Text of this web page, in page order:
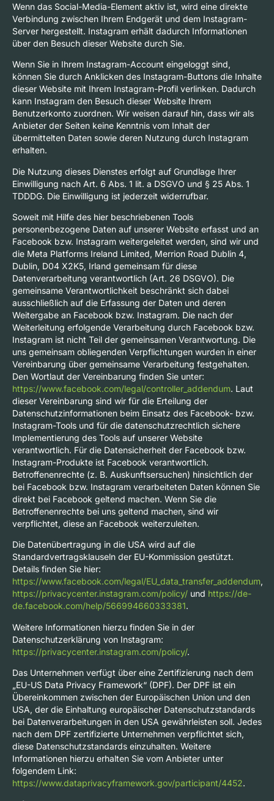
Wenn das Social-Media-Element aktiv ist, wird eine direkte
Verbindung zwischen Ihrem Endgerät und dem Instagram-
Server hergestellt. Instagram erhält dadurch Informationen
über den Besuch dieser Website durch Sie.
Wenn Sie in Ihrem Instagram-Account eingeloggt sind,
können Sie durch Anklicken des Instagram-Buttons die Inhalte
dieser Website mit Ihrem Instagram-Profil verlinken. Dadurch
kann Instagram den Besuch dieser Website Ihrem
Benutzerkonto zuordnen. Wir weisen darauf hin, dass wir als
Anbieter der Seiten keine Kenntnis vom Inhalt der
übermittelten Daten sowie deren Nutzung durch Instagram
erhalten.
Die Nutzung dieses Dienstes erfolgt auf Grundlage Ihrer
Einwilligung nach Art. 6 Abs. 1 lit. a DSGVO und § 25 Abs. 1
TDDDG. Die Einwilligung ist jederzeit widerrufbar.
Soweit mit Hilfe des hier beschriebenen Tools
personenbezogene Daten auf unserer Website erfasst und an
Facebook bzw. Instagram weitergeleitet werden, sind wir und
die Meta Platforms Ireland Limited, Merrion Road Dublin 4,
Dublin, D04 X2K5, Irland gemeinsam für diese
Datenverarbeitung verantwortlich (Art. 26 DSGVO). Die
gemeinsame Verantwortlichkeit beschränkt sich dabei
ausschließlich auf die Erfassung der Daten und deren
Weitergabe an Facebook bzw. Instagram. Die nach der
Weiterleitung erfolgende Verarbeitung durch Facebook bzw.
Instagram ist nicht Teil der gemeinsamen Verantwortung. Die
uns gemeinsam obliegenden Verpflichtungen wurden in einer
Vereinbarung über gemeinsame Verarbeitung festgehalten.
Den Wortlaut der Vereinbarung finden Sie unter:
https://www.facebook.com/legal/controller_addendum. Laut
dieser Vereinbarung sind wir für die Erteilung der
Datenschutzinformationen beim Einsatz des Facebook- bzw.
Instagram-Tools und für die datenschutzrechtlich sichere
Implementierung des Tools auf unserer Website
verantwortlich. Für die Datensicherheit der Facebook bzw.
Instagram-Produkte ist Facebook verantwortlich.
Betroffenenrechte (z. B. Auskunftsersuchen) hinsichtlich der
bei Facebook bzw. Instagram verarbeiteten Daten können Sie
direkt bei Facebook geltend machen. Wenn Sie die
Betroffenenrechte bei uns geltend machen, sind wir
verpflichtet, diese an Facebook weiterzuleiten.
Die Datenübertragung in die USA wird auf die
Standardvertragsklauseln der EU-Kommission gestützt.
Details finden Sie hier:
https://www.facebook.com/legal/EU_data_transfer_addendum,
https://privacycenter.instagram.com/policy/ und https://de-
de.facebook.com/help/566994660333381.
Weitere Informationen hierzu finden Sie in der
Datenschutzerklärung von Instagram:
https://privacycenter.instagram.com/policy/.
Das Unternehmen verfügt über eine Zertifizierung nach dem
„EU-US Data Privacy Framework“ (DPF). Der DPF ist ein
Übereinkommen zwischen der Europäischen Union und den
USA, der die Einhaltung europäischer Datenschutzstandards
bei Datenverarbeitungen in den USA gewährleisten soll. Jedes
nach dem DPF zertifizierte Unternehmen verpflichtet sich,
diese Datenschutzstandards einzuhalten. Weitere
Informationen hierzu erhalten Sie vom Anbieter unter
folgendem Link:
https://www.dataprivacyframework.gov/participant/4452.